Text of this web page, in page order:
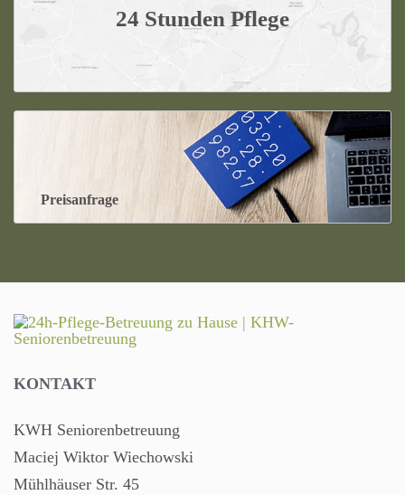
24 Stunden Pflege
Preisanfrage
KONTAKT
KWH Seniorenbetreuung
Maciej Wiktor Wiechowski
Mühlhäuser Str. 45